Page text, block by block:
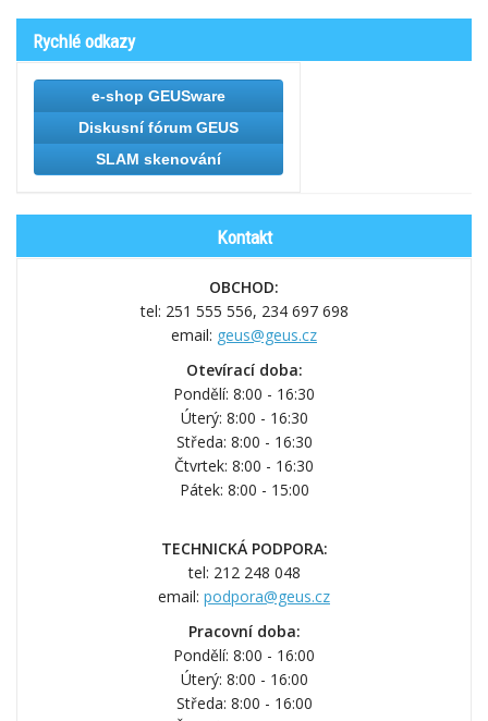
Rychlé odkazy
e-shop GEUSware
Diskusní fórum GEUS
SLAM skenování
Kontakt
OBCHOD:
tel: 251 555 556, 234 697 698
email: geus@geus.cz
Otevírací doba:
Pondělí: 8:00 - 16:30
Úterý: 8:00 - 16:30
Středa: 8:00 - 16:30
Čtvrtek: 8:00 - 16:30
Pátek: 8:00 - 15:00
TECHNICKÁ PODPORA:
tel: 212 248 048
email: podpora@geus.cz
Pracovní doba:
Pondělí: 8:00 - 16:00
Úterý: 8:00 - 16:00
Středa: 8:00 - 16:00